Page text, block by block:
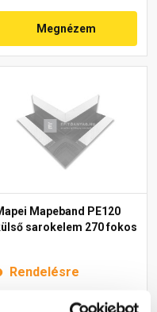
Megnézem
Mapeband PE120
sarokelem 270 fokos
Rendelésre